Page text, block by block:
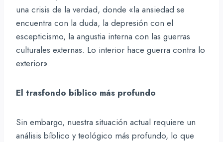
una crisis de la verdad, donde «la ansiedad se
encuentra con la duda, la depresión con el
escepticismo, la angustia interna con las guerras
culturales externas. Lo interior hace guerra contra lo
exterior».
El trasfondo bíblico más profundo
Sin embargo, nuestra situación actual requiere un
análisis bíblico y teológico más profundo, lo que